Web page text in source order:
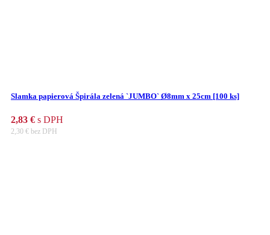
Slamka papierová Špirála zelená `JUMBO` Ø8mm x 25cm [100 ks]
2,83 € s DPH
2,30 € bez DPH